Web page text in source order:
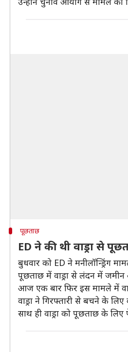
पूछताछ
ED ने की थी वाड्रा से
बुधवार को ED ने मनीलॉन्ड्रिंग
पूछताछ में वाड्रा से लंदन में
आज एक बार फिर इस मामले में
वाड्रा ने गिरफ्तारी से बचने के
साथ ही वाड्रा को पूछताछ के